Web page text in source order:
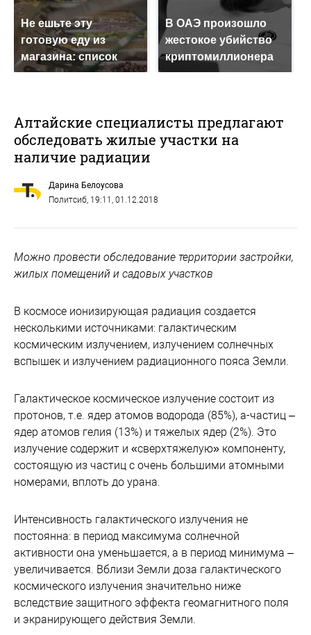
Не ешьте эту
готовую еду из
магазина: список
В ОАЭ произошло
жестокое убийство
криптомиллионера
Алтайские специалисты предлагают
обследовать жилые участки на
наличие радиации
Дарина Белоусова
Политсиб, 19:11, 01.12.2018
Можно провести обследование территории застройки,
жилых помещений и садовых участков
В космосе ионизирующая радиация создается
несколькими источниками: галактическим
космическим излучением, излучением солнечных
вспышек и излучением радиационного пояса Земли.
Галактическое космическое излучение состоит из
протонов, т.е. ядер атомов водорода (85%), a-частиц –
ядер атомов гелия (13%) и тяжелых ядер (2%). Это
излучение содержит и «сверхтяжелую» компоненту,
состоящую из частиц с очень большими атомными
номерами, вплоть до урана.
Интенсивность галактического излучения не
постоянна: в период максимума солнечной
активности она уменьшается, а в период минимума –
увеличивается. Вблизи Земли доза галактического
космического излучения значительно ниже
вследствие защитного эффекта геомагнитного поля
и экранирующего действия Земли.